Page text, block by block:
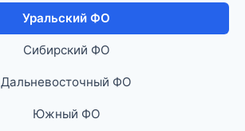
Уральский ФО
Сибирский ФО
Дальневосточный ФО
Южный ФО